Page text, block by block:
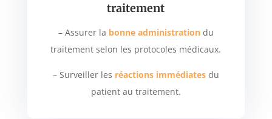
traitement
– Assurer la bonne administrationdu
traitement selon les protocoles médicaux.
– Surveiller les réactions immédiatesdu
patient au traitement.